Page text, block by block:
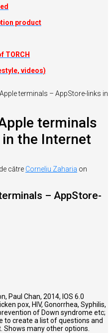
product
TORCH
videos)
terminals – AppStore-links in
terminals
the Internet
de către Corneliu Zaharia on
– AppStore-
Paul Chan, 2014, IOS 6.0
pox, HIV, Gonorrhea, Syphilis,
of Down syndrome etc;
to create a list of questions and
many other options.